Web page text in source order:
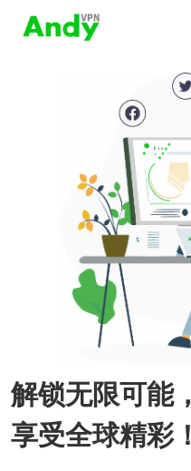
解锁无限可能，
享受全球精彩！